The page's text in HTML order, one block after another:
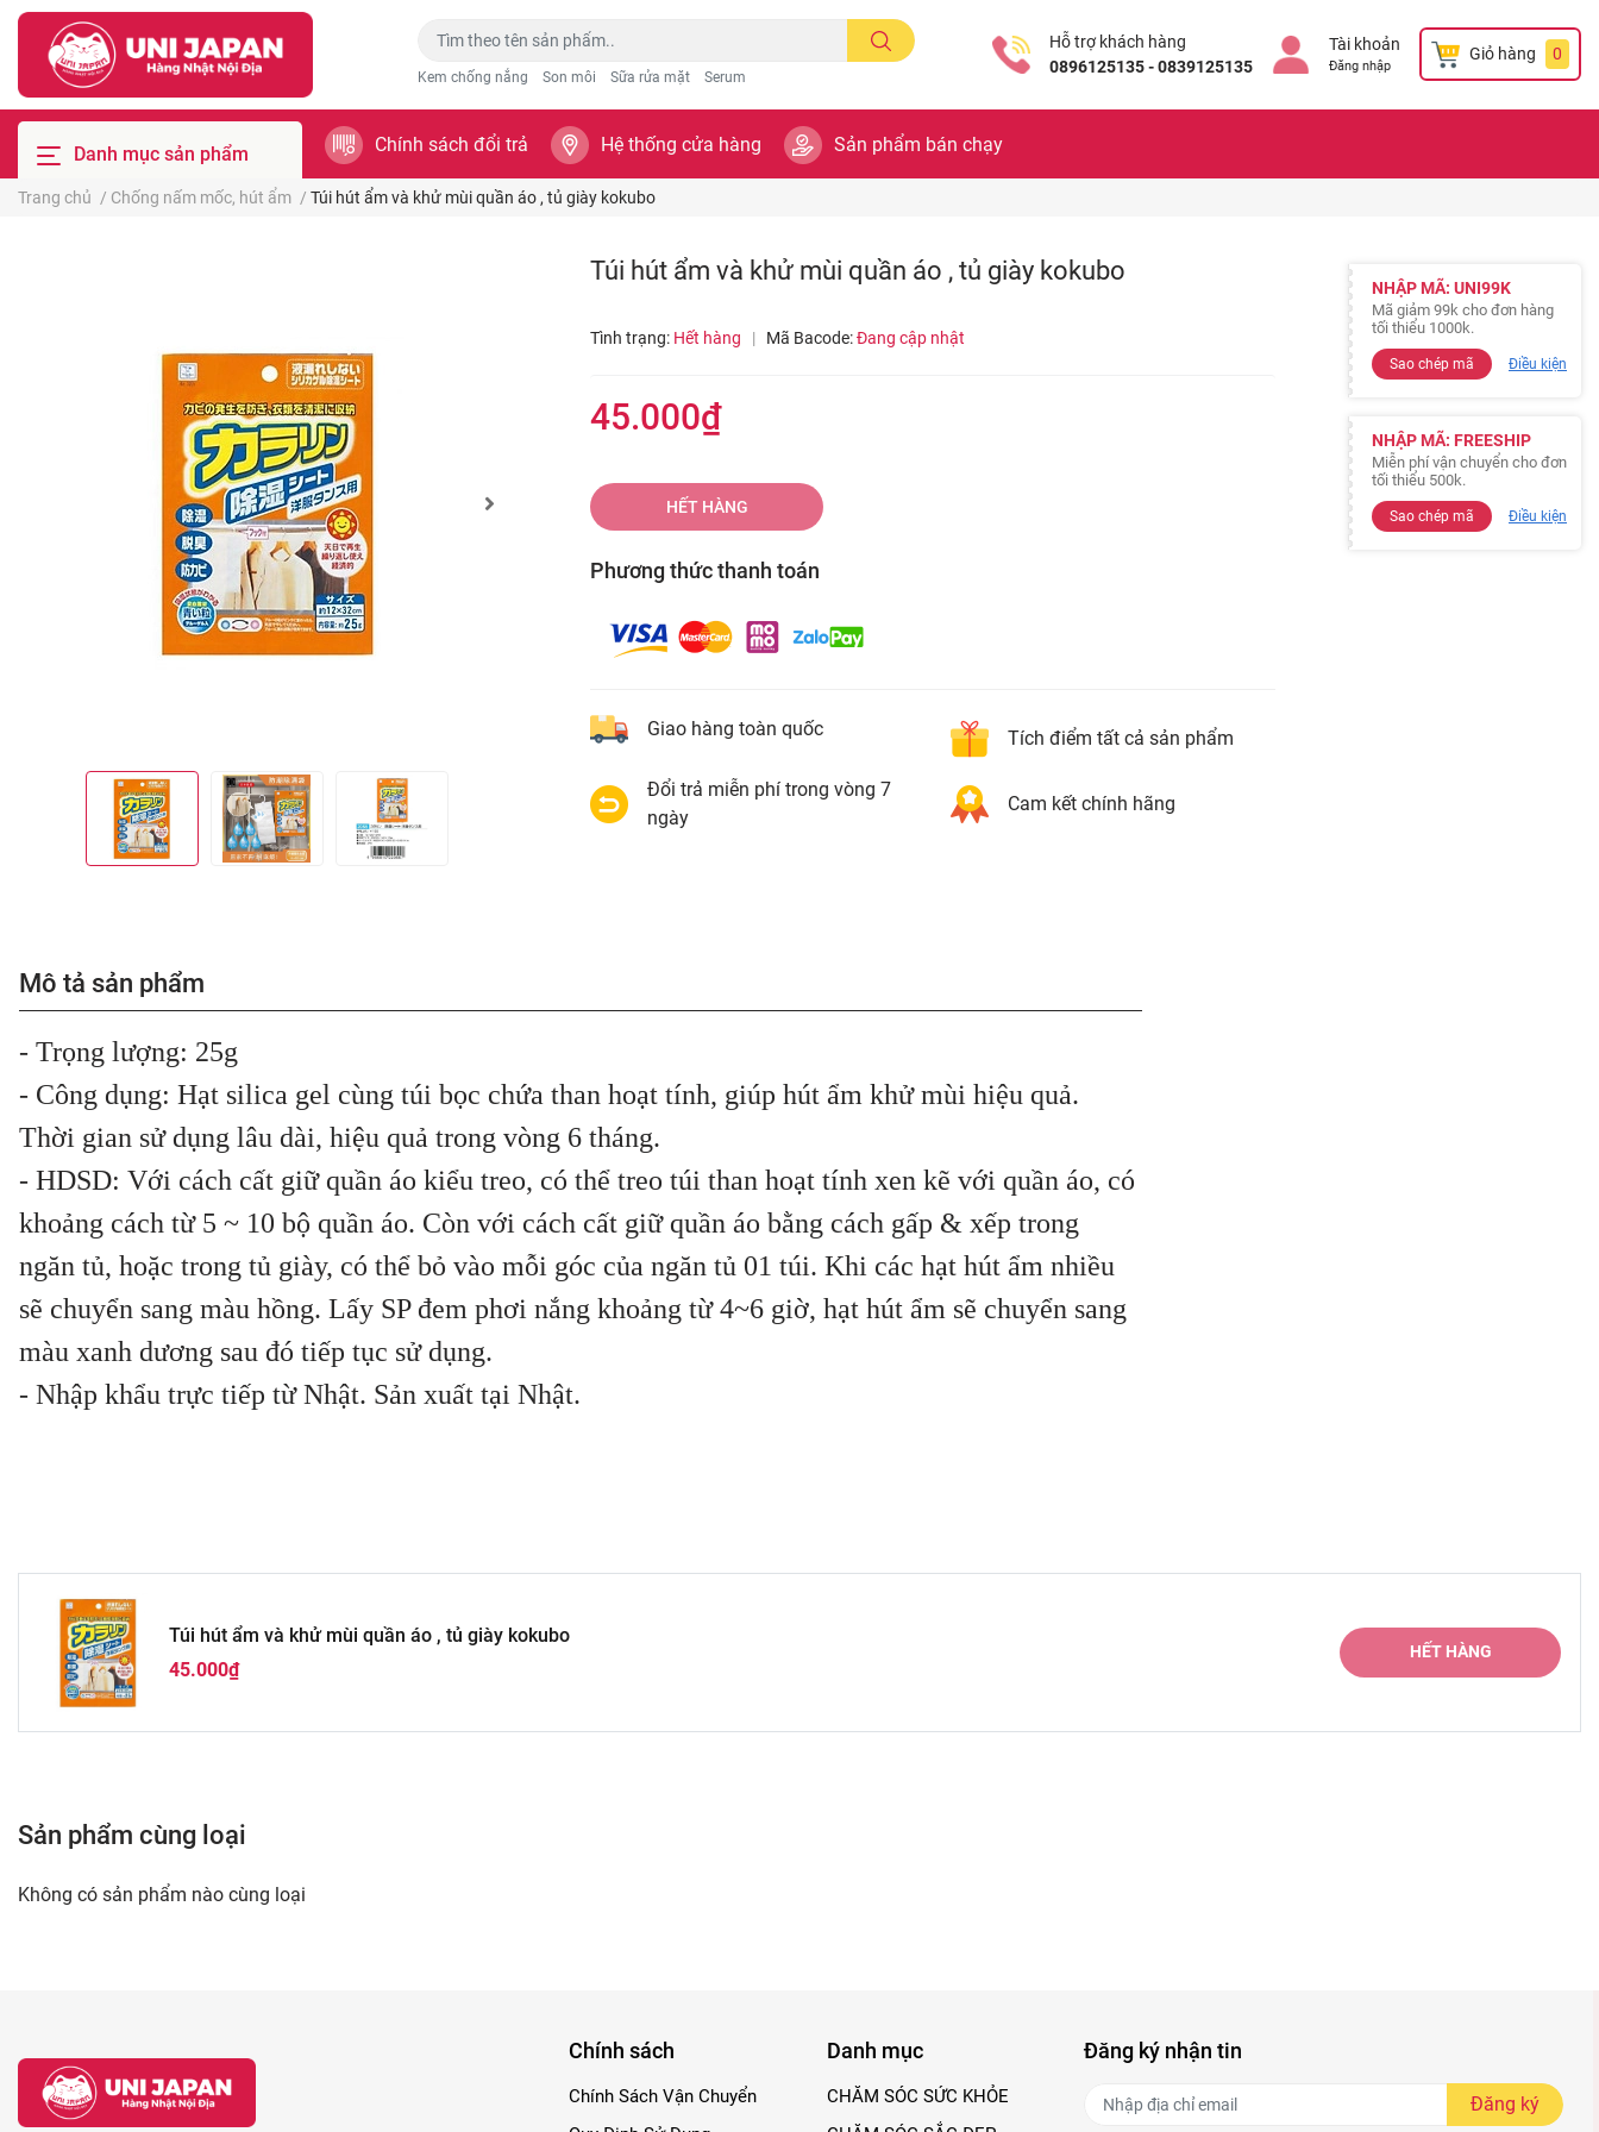
Kem chống nắng Son môi Sữa rửa mặt Serum
Hỗ trợ khách hàng
0896125135 - 0839125135
Tài khoản
Đăng nhập
Giỏ hàng 0
Danh mục sản phẩm Chính sách đổi trả Hệ thống cửa hàng Sản phẩm bán chạy
Trang chủ / Chống nấm mốc, hút ẩm / Túi hút ẩm và khử mùi quần áo , tủ giày kokubo
Túi hút ẩm và khử mùi quần áo , tủ giày kokubo
Tình trạng: Hết hàng | Mã Bacode:Đang cập nhật
45.000₫
HẾT HÀNG
Phương thức thanh toán
Giao hàng toàn quốc Tích điểm tất cả sản phẩm
Đổi trả miễn phí trong vòng 7
ngày
Cam kết chính hãng
NHẬP MÃ: UNI99K
Mã giảm 99k cho đơn hàng
tối thiểu 1000k.
Sao chép mã Điều kiện
NHẬP MÃ: FREESHIP
Miễn phí vận chuyển cho đơn
tối thiểu 500k.
Sao chép mã Điều kiện
Mô tả sản phẩm
- Trọng lượng: 25g
- Công dụng: Hạt silica gel cùng túi bọc chứa than hoạt tính, giúp hút ẩm khử mùi hiệu quả.
Thời gian sử dụng lâu dài, hiệu quả trong vòng 6 tháng.
- HDSD: Với cách cất giữ quần áo kiểu treo, có thể treo túi than hoạt tính xen kẽ với quần áo, có
khoảng cách từ 5 ~ 10 bộ quần áo. Còn với cách cất giữ quần áo bằng cách gấp & xếp trong
ngăn tủ, hoặc trong tủ giày, có thể bỏ vào mỗi góc của ngăn tủ 01 túi. Khi các hạt hút ẩm nhiều
sẽ chuyển sang màu hồng. Lấy SP đem phơi nắng khoảng từ 4~6 giờ, hạt hút ẩm sẽ chuyển sang
màu xanh dương sau đó tiếp tục sử dụng.
- Nhập khẩu trực tiếp từ Nhật. Sản xuất tại Nhật.
Túi hút ẩm và khử mùi quần áo , tủ giày kokubo
45.000₫
HẾT HÀNG
Sản phẩm cùng loại
Không có sản phẩm nào cùng loại
Chính sách
Chính Sách Vận Chuyển
Danh mục
CHĂM SÓC SỨC KHỎE
Đăng ký nhận tin
Đăng ký